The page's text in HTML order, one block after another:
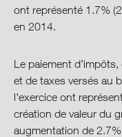
ont représenté 1.7%
en 2014.
Le paiement
et de taxes versés au
l’exercice ont
création de valeur du
augmentation de